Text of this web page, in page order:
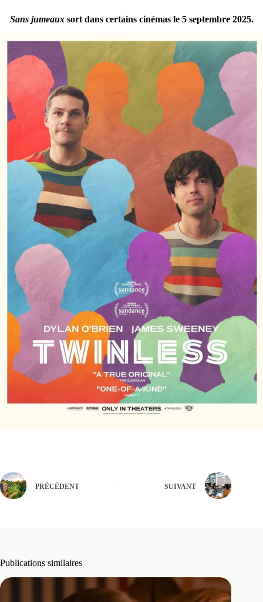
Sans jumeauxsort dans certains cinémas le 5 septembre 2025.
PRÉCÉDENT SUIVANT
Publications similaires